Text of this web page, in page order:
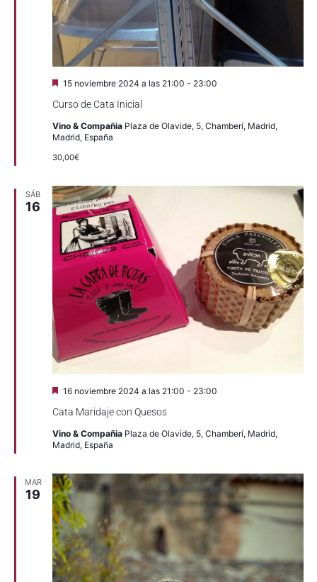
Curso de Cata Inicial
Destacado
15 noviembre 2024 a las 21:00 - 23:00
Vino & Compañia Plaza de Olavide, 5, Chamberí, Madrid,
Madrid, España
30,00€
SÁB
16
Cata Maridaje con Quesos
Destacado
16 noviembre 2024 a las 21:00 - 23:00
Vino & Compañia Plaza de Olavide, 5, Chamberí, Madrid,
Madrid, España
MAR
19